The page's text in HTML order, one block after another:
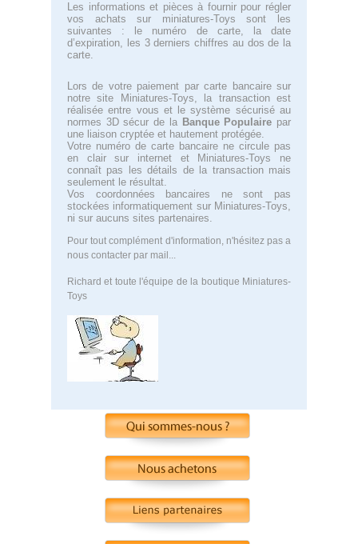
Les informations et pièces à fournir pour régler
vos achats sur miniatures-Toys sont les
suivantes : le numéro de carte, la date
d’expiration, les 3 derniers chiffres au dos de la
carte.
Lors de votre paiement par carte bancaire sur
notre site Miniatures-Toys, la transaction est
réalisée entre vous et le système sécurisé au
normes 3D sécur de la Banque Populaire par
une liaison cryptée et hautement protégée.
Votre numéro de carte bancaire ne circule pas
en clair sur internet et Miniatures-Toys ne
connaît pas les détails de la transaction mais
seulement le résultat.
Vos coordonnées bancaires ne sont pas
stockées informatiquement sur Miniatures-Toys,
ni sur aucuns sites partenaires.
Pour tout complément d'information, n'hésitez pas a
nous contacter par mail...
Richard et toute l'équipe de la boutique Miniatures-
Toys